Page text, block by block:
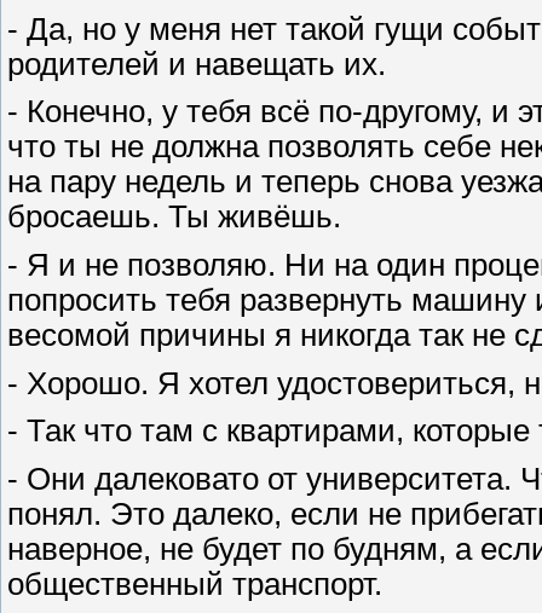
- Да, но у меня нет такой гущи
родителей и навещать их.
- Конечно, у тебя всё по-другому, и
что ты не должна позволять себе
на пару недель и теперь снова
бросаешь. Ты живёшь.
- Я и не позволяю. Ни на один
попросить тебя развернуть машину
весомой причины я никогда так не
- Хорошо. Я хотел удостовериться,
- Так что там с квартирами,
- Они далековато от университета.
понял. Это далеко, если не
наверное, не будет по будням, а
общественный транспорт.